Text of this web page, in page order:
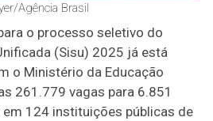
Agência Brasil
o processo seletivo do
(Sisu) 2025 já está
o Ministério da Educação
261.779 vagas para 6.851
124 instituições públicas de